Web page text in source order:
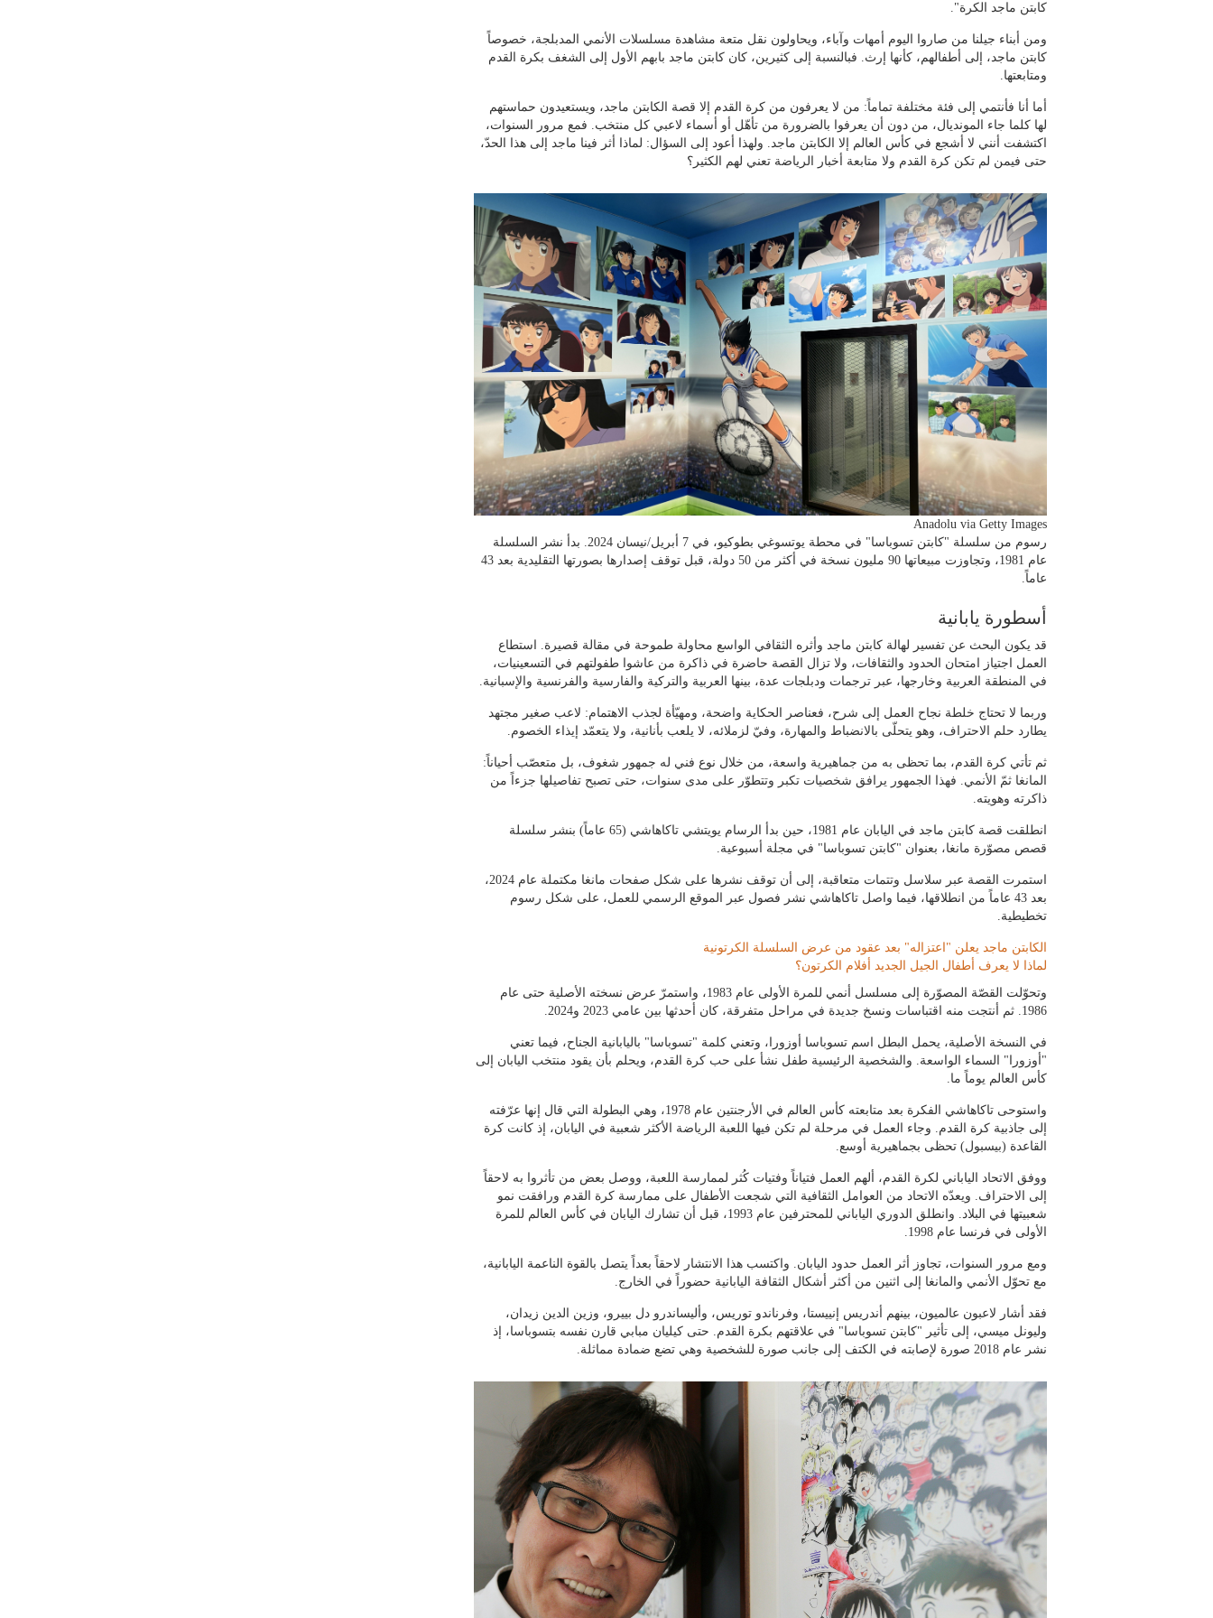
كابتن ماجد الكرة".
ومن أبناء جيلنا من صاروا اليوم أمهات وآباء، ويحاولون نقل متعة مشاهدة مسلسلات الأنمي المدبلجة، خصوصاً
كابتن ماجد، إلى أطفالهم، كأنها إرث. فبالنسبة إلى كثيرين، كان كابتن ماجد بابهم الأول إلى الشغف بكرة القدم
ومتابعتها.
أما أنا فأنتمي إلى فئة مختلفة تماماً: من لا يعرفون من كرة القدم إلا قصة الكابتن ماجد، ويستعيدون حماستهم
لها كلما جاء المونديال، من دون أن يعرفوا بالضرورة من تأهّل أو أسماء لاعبي كل منتخب. فمع مرور السنوات،
اكتشفت أنني لا أشجع في كأس العالم إلا الكابتن ماجد. ولهذا أعود إلى السؤال: لماذا أثر فينا ماجد إلى هذا الحدّ،
حتى فيمن لم تكن كرة القدم ولا متابعة أخبار الرياضة تعني لهم الكثير؟
Anadolu via Getty Images
رسوم من سلسلة "كابتن تسوباسا" في محطة يوتسوغي بطوكيو، في 7 أبريل/نيسان 2024. بدأ نشر السلسلة
عام 1981، وتجاوزت مبيعاتها 90 مليون نسخة في أكثر من 50 دولة، قبل توقف إصدارها بصورتها التقليدية بعد 43
عاماً.
أسطورة يابانية
قد يكون البحث عن تفسير لهالة كابتن ماجد وأثره الثقافي الواسع محاولة طموحة في مقالة قصيرة. استطاع
العمل اجتياز امتحان الحدود والثقافات، ولا تزال القصة حاضرة في ذاكرة من عاشوا طفولتهم في التسعينيات،
في المنطقة العربية وخارجها، عبر ترجمات ودبلجات عدة، بينها العربية والتركية والفارسية والفرنسية والإسبانية.
وربما لا تحتاج خلطة نجاح العمل إلى شرح، فعناصر الحكاية واضحة، ومهيّأة لجذب الاهتمام: لاعب صغير مجتهد
يطارد حلم الاحتراف، وهو يتحلّى بالانضباط والمهارة، وفيّ لزملائه، لا يلعب بأنانية، ولا يتعمّد إيذاء الخصوم.
ثم تأتي كرة القدم، بما تحظى به من جماهيرية واسعة، من خلال نوع فني له جمهور شغوف، بل متعصّب أحياناً:
المانغا ثمّ الأنمي. فهذا الجمهور يرافق شخصيات تكبر وتتطوّر على مدى سنوات، حتى تصبح تفاصيلها جزءاً من
ذاكرته وهويته.
انطلقت قصة كابتن ماجد في اليابان عام 1981، حين بدأ الرسام يويتشي تاكاهاشي (65 عاماً) بنشر سلسلة
قصص مصوّرة مانغا، بعنوان "كابتن تسوباسا" في مجلة أسبوعية.
استمرت القصة عبر سلاسل وتتمات متعاقبة، إلى أن توقف نشرها على شكل صفحات مانغا مكتملة عام 2024،
بعد 43 عاماً من انطلاقها، فيما واصل تاكاهاشي نشر فصول عبر الموقع الرسمي للعمل، على شكل رسوم
تخطيطية.
الكابتن ماجد يعلن "اعتزاله" بعد عقود من عرض السلسلة الكرتونية
لماذا لا يعرف أطفال الجيل الجديد أفلام الكرتون؟
وتحوّلت القصّة المصوّرة إلى مسلسل أنمي للمرة الأولى عام 1983، واستمرّ عرض نسخته الأصلية حتى عام
1986. ثم أنتجت منه اقتباسات ونسخ جديدة في مراحل متفرقة، كان أحدثها بين عامي 2023 و2024.
في النسخة الأصلية، يحمل البطل اسم تسوباسا أوزورا، وتعني كلمة "تسوباسا" باليابانية الجناح، فيما تعني
"أوزورا" السماء الواسعة. والشخصية الرئيسية طفل نشأ على حب كرة القدم، ويحلم بأن يقود منتخب اليابان إلى
كأس العالم يوماً ما.
واستوحى تاكاهاشي الفكرة بعد متابعته كأس العالم في الأرجنتين عام 1978، وهي البطولة التي قال إنها عرّفته
إلى جاذبية كرة القدم. وجاء العمل في مرحلة لم تكن فيها اللعبة الرياضة الأكثر شعبية في اليابان، إذ كانت كرة
القاعدة (بيسبول) تحظى بجماهيرية أوسع.
ووفق الاتحاد الياباني لكرة القدم، ألهم العمل فتياناً وفتيات كُثر لممارسة اللعبة، ووصل بعض من تأثروا به لاحقاً
إلى الاحتراف. ويعدّه الاتحاد من العوامل الثقافية التي شجعت الأطفال على ممارسة كرة القدم ورافقت نمو
شعبيتها في البلاد. وانطلق الدوري الياباني للمحترفين عام 1993، قبل أن تشارك اليابان في كأس العالم للمرة
الأولى في فرنسا عام 1998.
ومع مرور السنوات، تجاوز أثر العمل حدود اليابان. واكتسب هذا الانتشار لاحقاً بعداً يتصل بالقوة الناعمة اليابانية،
مع تحوّل الأنمي والمانغا إلى اثنين من أكثر أشكال الثقافة اليابانية حضوراً في الخارج.
فقد أشار لاعبون عالميون، بينهم أندريس إنييستا، وفرناندو توريس، وأليساندرو دل بييرو، وزين الدين زيدان،
وليونل ميسي، إلى تأثير "كابتن تسوباسا" في علاقتهم بكرة القدم. حتى كيليان مبابي قارن نفسه بتسوباسا، إذ
نشر عام 2018 صورة لإصابته في الكتف إلى جانب صورة للشخصية وهي تضع ضمادة مماثلة.